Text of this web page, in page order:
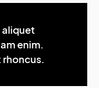
aliquet
enim.
rhoncus.